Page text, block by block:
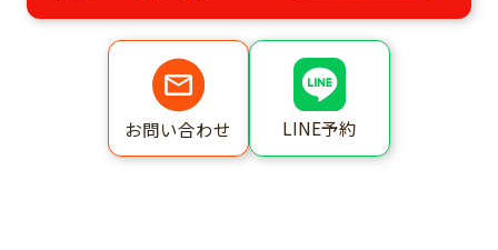
お問い合わせ LINE予約